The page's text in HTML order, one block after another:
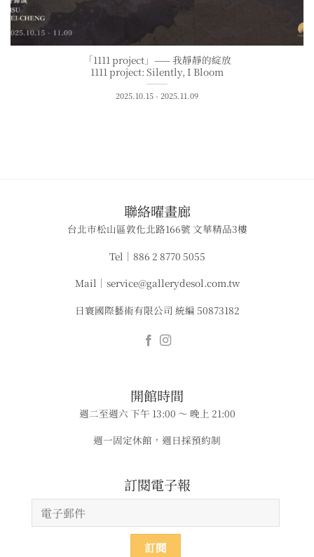
「1111 project」—— 我靜靜的綻放
1111 project: Silently, I Bloom
2025.10.15 - 2025.11.09
​聯絡曜畫廊
台北市松山區敦化北路166號 文華精品3樓
Tel｜886 2 8770 5055
Mail｜service@gallerydesol.com.tw
日寰國際藝術有限公司 統編 50873182
​​開館時間
週二至週六 下午 13:00 ～ 晚上 21:00
週一固定休館，週日採預約制
​​​訂閱電子報